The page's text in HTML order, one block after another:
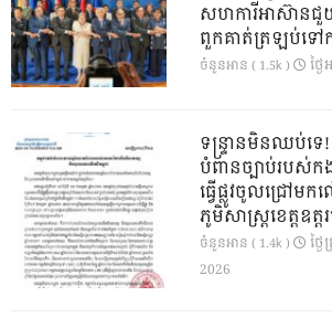
សហការីអាស៊ានជួយ
ពួកគាត់ត្រឡប់ទៅ
ចំនួនអាន ( 1.5k ) ថ្ង
ទន្ទ្រានមិនឈប់ទេ!
បំពានច្បាប់រប
ធ្វើផ្លូវចូលជ្រៅមក
ភូមិសាស្ត្រខេត្តឧត្
ចំនួនអាន ( 1.4k )
ថ្ង
2026